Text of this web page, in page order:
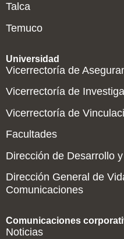
Talca
Temuco
Universidad
Vicerrectoría de
Vicerrectoría de
Vicerrectoría de
Facultades
Dirección de Desarrollo
Dirección General de
Comunicaciones
Comunicaciones
Noticias